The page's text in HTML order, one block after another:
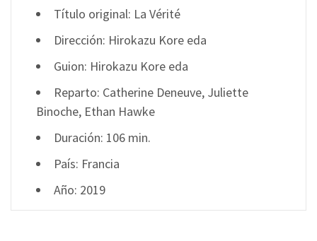
Título original: La Vérité
Dirección: Hirokazu Kore eda
Guion: Hirokazu Kore eda
Reparto: Catherine Deneuve, Juliette
Binoche, Ethan Hawke
Duración: 106 min.
País: Francia
Año: 2019